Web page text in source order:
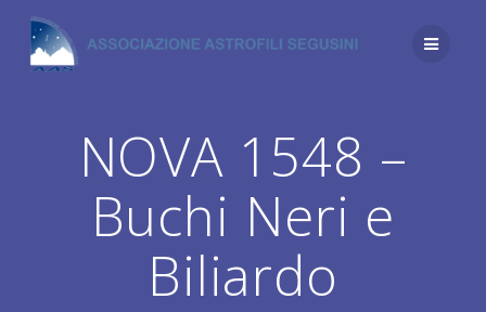
contenuto
NOVA 1548 –
Buchi Neri e
Biliardo